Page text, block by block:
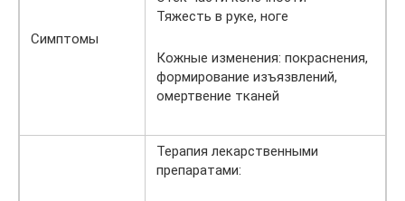
Симптомы
Тяжесть в руке, ноге
Кожные изменения: покраснения,
формирование изъязвлений,
омертвение тканей
Терапия лекарственными
препаратами: